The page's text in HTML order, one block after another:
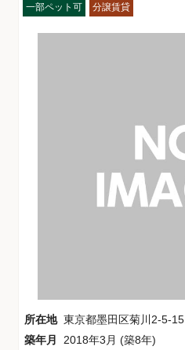
一部ペット可 分譲賃貸
所在地 東京都墨田区菊川2-5-15
築年月
2018年3月 (築8年)